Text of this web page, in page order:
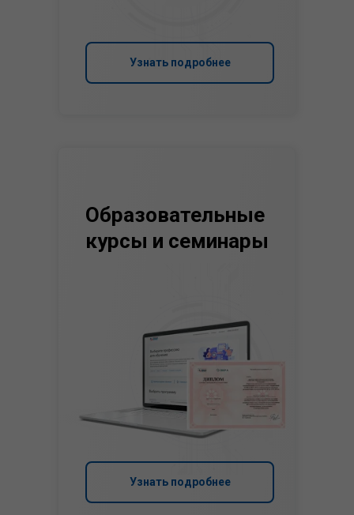
Узнать подробнее
Узнать подробнее
Образовательные
курсы и семинары